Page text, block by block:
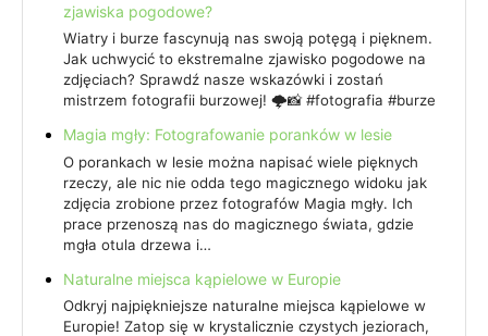
zjawiska pogodowe?
Wiatry i burze fascynują nas swoją potęgą i pięknem.
Jak uchwycić to ekstremalne zjawisko pogodowe na
zdjęciach? Sprawdź nasze wskazówki i zostań
mistrzem fotografii burzowej! 🌩️📸 #fotografia #burze
Magia mgły: Fotografowanie poranków w lesie
O porankach w lesie można napisać wiele pięknych
rzeczy, ale nic nie odda tego magicznego widoku jak
zdjęcia zrobione przez fotografów Magia mgły. Ich
prace przenoszą nas do magicznego świata, gdzie
mgła otula drzewa i…
Naturalne miejsca kąpielowe w Europie
Odkryj najpiękniejsze naturalne miejsca kąpielowe w
Europie! Zatop się w krystalicznie czystych jeziorach,